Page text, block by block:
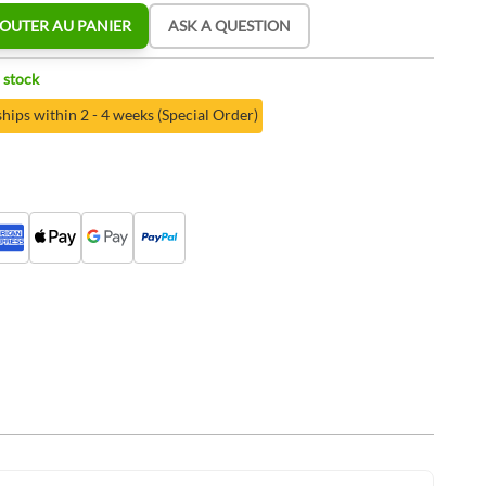
AU PANIER ASK A QUESTION
stock
within 2 - 4 weeks (Special Order)